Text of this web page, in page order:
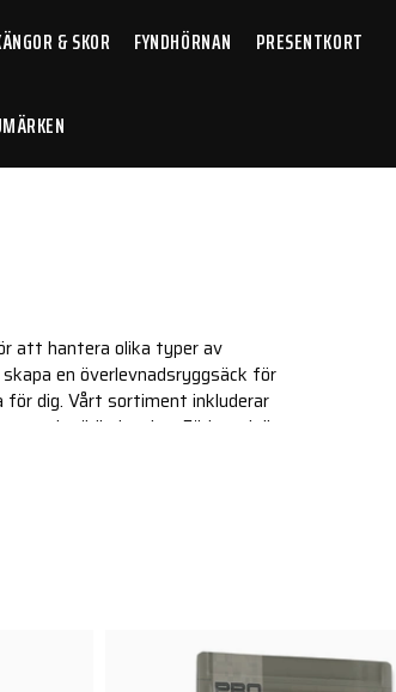
& SKOR FYNDHÖRNAN PRESENTKORT
att hantera olika typer av
en överlevnadsryggsäck för
dig. Vårt sortiment inkluderar
och nödbelysning. Förbered dig